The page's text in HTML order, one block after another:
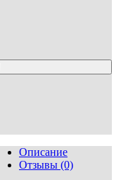
Описание
Отзывы (0)